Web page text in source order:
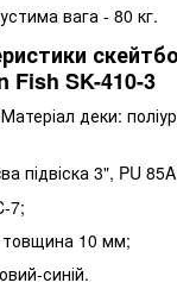
вага - 80 кг.
Fish SK-410-3
деки:
підвіска 3", PU
7;
товщина 10 мм;
синій.